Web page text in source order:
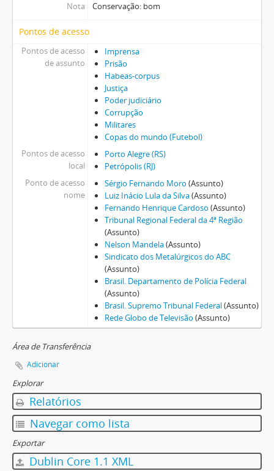
Nota Conservação: bom
Pontos de acesso
Pontos de acesso
de assunto
Imprensa
Prisão
Habeas-corpus
Justiça
Poder judiciário
Corrupção
Militares
Copas do mundo (Futebol)
Pontos de acesso
local
Porto Alegre (RS)
Petrópolis (RJ)
Ponto de acesso
nome
Sérgio Fernando Moro (Assunto)
Luiz Inácio Lula da Silva(Assunto)
Fernando Henrique Cardoso (Assunto)
Tribunal Regional Federal da 4ª Região
(Assunto)
Nelson Mandela(Assunto)
Sindicato dos Metalúrgicos do ABC
(Assunto)
Brasil. Departamento de Polícia Federal
(Assunto)
Brasil. Supremo Tribunal Federal(Assunto)
Rede Globo de Televisão (Assunto)
Área de Transferência
Adicionar
Explorar
Relatórios
Navegar como lista
Exportar
Dublin Core 1.1 XML